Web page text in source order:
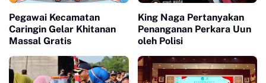
Pegawai Kecamatan
Caringin Gelar Khitanan
Massal Gratis
King Naga Pertanyakan
Penanganan Perkara Uun
oleh Polisi